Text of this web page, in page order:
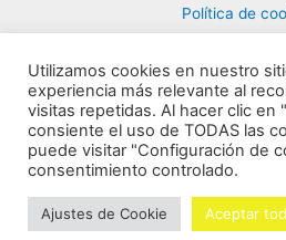
Política de
Contacto para Publicidad en
Copyright © 2026 Horarios de las
Utilizamos cookies en nuestro
experiencia más relevante al
visitas repetidas. Al hacer clic en
consiente el uso de TODAS las
puede visitar "Configuración de
consentimiento controlado.
Ajustes de Cookie Aceptar